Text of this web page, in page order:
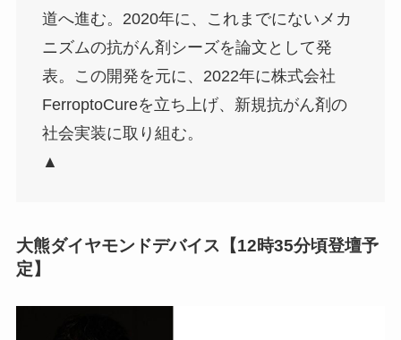
道へ進む。2020年に、これまでにないメカ
ニズムの抗がん剤シーズを論文として発
表。この開発を元に、2022年に株式会社
FerroptoCureを立ち上げ、新規抗がん剤の
社会実装に取り組む。
▲
大熊ダイヤモンドデバイス【12時35分頃登壇予
定】